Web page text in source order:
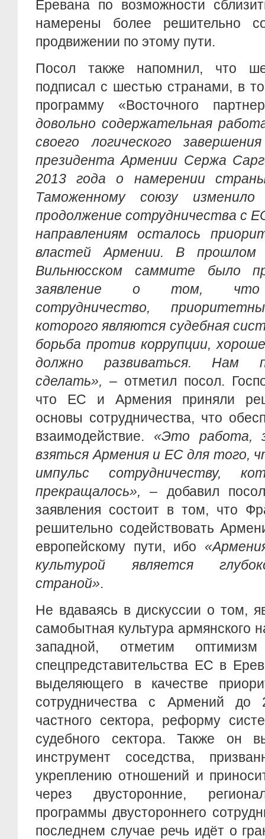
Еревана по возможности
намерены более решительно
продвижении по этому пути.
Посол также напомнил, что
подписал с шестью странами, в
программу «Восточного
довольно содержательная
своего логического
президента Армении Сержа
2013 года о намерении
Таможенному союзу
продолжение сотрудничества с
направлениям осталось
властей Армении. В
Вильнюсском саммите было
заявление о том, что
сотрудничество,
которого являются судебная
борьба против коррупции,
должно развиваться. Нам
сделать», – отметил посол.
что ЕС и Армения приняли
основы сотрудничества, что
взаимодействие. «Это работа,
взяться Армения и ЕС для того,
импульс сотрудничеству,
прекращалось», – добавил
заявления состоит в том, что
решительно содействовать
европейскому пути, ибо
культурой является
страной».
Не вдаваясь в дискуссии о том,
самобытная культура армянского
западной, отметим
спецпредставительства ЕС в
выделяющего в качестве
сотрудничества с Армений до
частного сектора, реформу
судебного сектора. Также он
инструмент соседства,
укреплению отношений и
через двусторонние,
программы двустороннего
последнем случае речь идёт о